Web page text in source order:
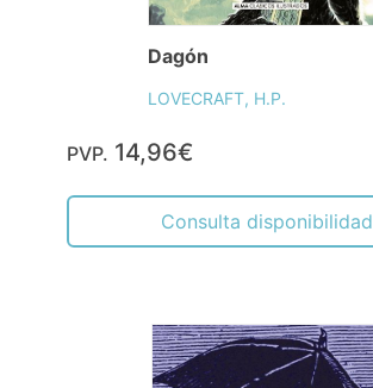
Dagón
LOVECRAFT, H.P.
PVP. 14,96€
Consulta disponibilidad